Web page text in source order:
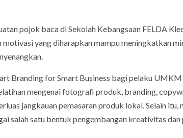
pojok baca di Sekolah Kebangsaan FELDA
yang diharapkan mampu meningkatkan
Branding for Smart Business bagi pelaku
mengenai fotografi produk, branding,
jangkauan pemasaran produk lokal. Selain itu,
salah satu bentuk pengembangan kreativitas dan